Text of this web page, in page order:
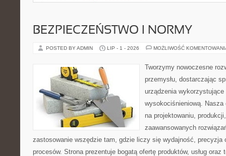
BEZPIECZEŃSTWO I NORMY
POSTED BY ADMIN LIP - 1 - 2026 MOŻLIWOŚĆ
Tworzymy nowoczesne
przemysłu, dostarczając
urządzenia wykorzystujące
wysokociśnieniową. Nasza
na projektowaniu,
zaawansowanych
zastosowanie wszędzie tam, gdzie liczy się wydajność, precyzja
procesów. Strona prezentuje bogatą ofertę produktów, usług oraz